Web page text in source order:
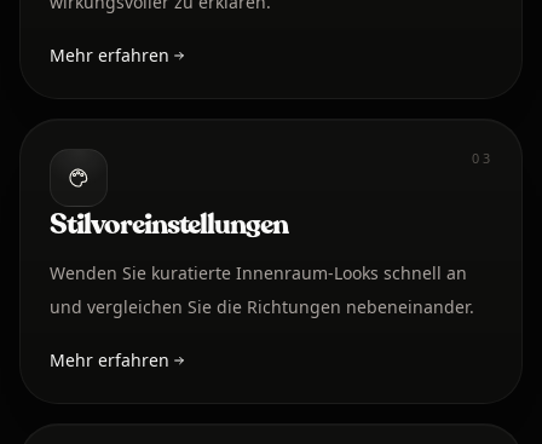
Mehr erfahren
03
Stilvoreinstellungen
Wenden Sie kuratierte Innenraum-Looks schnell an
und vergleichen Sie die Richtungen nebeneinander.
Mehr erfahren